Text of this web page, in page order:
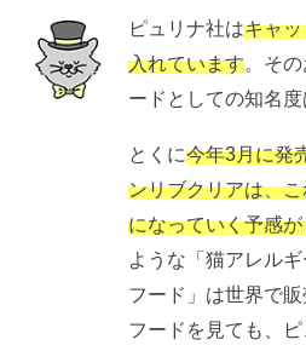
ピュリナ社はキャ
入れています。そ
ードとしての知名度
とくに今年3月に発
ンリブクリアは、
になっていく予感
ような「猫アレル
フード」は世界で
フードを見ても、